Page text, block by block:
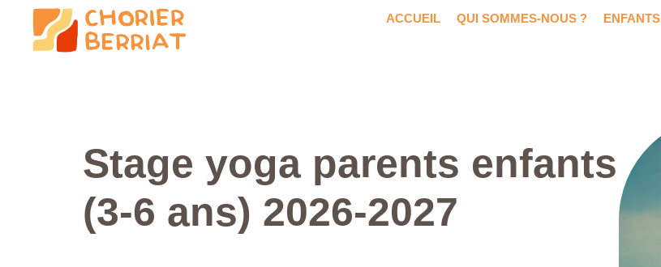
ACCUEIL QUI SOMMES-NOUS ? ENFANTS
Stage yoga parents enfants
(3-6 ans) 2026-2027